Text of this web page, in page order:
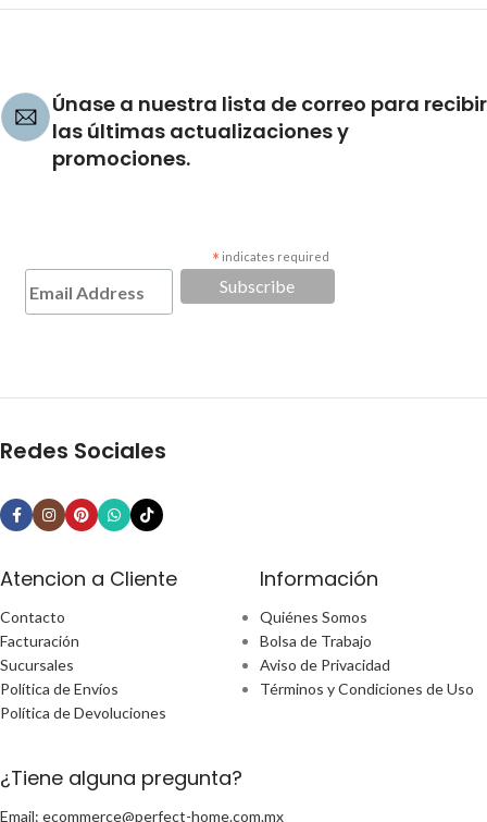
Únase a nuestra lista de correo para recibir
las últimas actualizaciones y
promociones.
* indicates required
Redes Sociales
Atencion a Cliente
Contacto
Facturación
Sucursales
Política de Envíos
Política de Devoluciones
Información
Quiénes Somos
Bolsa de Trabajo
Aviso de Privacidad
Términos y Condiciones de Uso
¿Tiene alguna pregunta?
Email: ecommerce@perfect-home.com.mx